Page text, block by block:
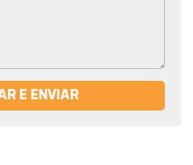
E ENVIAR